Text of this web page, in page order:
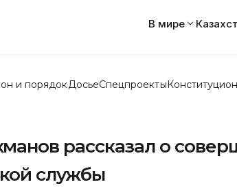
В мире
и порядок ДосьеСпецпроекты
рассказал о
службы